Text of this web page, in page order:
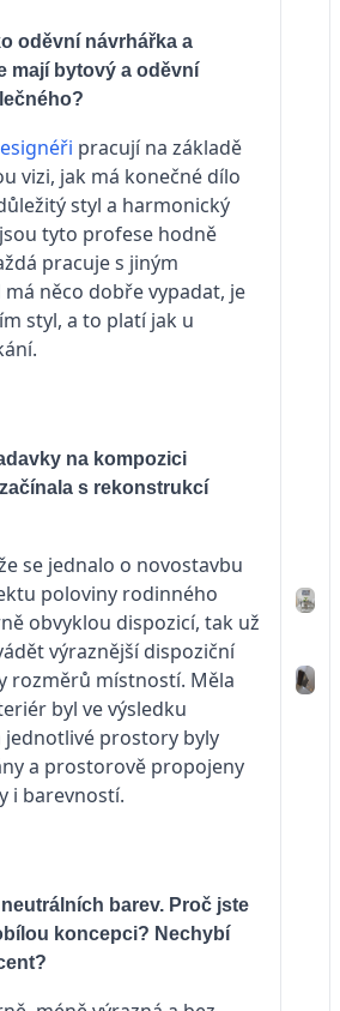
oděvní návrhářka a
mají bytový a oděvní
pracují na základě
vizi, jak má konečné dílo
styl a harmonický
tyto profese hodně
pracuje s jiným
něco dobře vypadat, je
styl, a to platí jak u
na kompozici
s rekonstrukcí
se jednalo o novostavbu
poloviny rodinného
obvyklou dispozicí, tak už
výraznější dispoziční
rozměrů místností. Měla
byl ve výsledku
jednotlivé prostory byly
a prostorově propojeny
i barevností.
barev. Proč jste
koncepci? Nechybí